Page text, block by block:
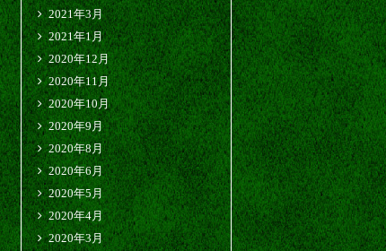
2021年3月
2021年1月
2020年12月
2020年11月
2020年10月
2020年9月
2020年8月
2020年6月
2020年5月
2020年4月
2020年3月